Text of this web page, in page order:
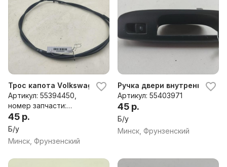
Трос капота Volkswagen Sharan (2000-2010)
Артикул: 55394450,
номер запчасти:
7M3823531A
45 р.
Б/у
Минск, Фрунзенский
Ручка двери внутренняя
Артикул: 55403971
45 р.
Б/у
Минск, Фрунзенский